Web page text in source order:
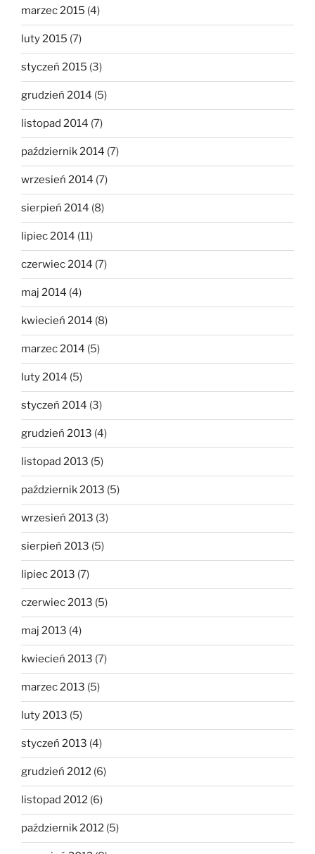
marzec 2015 (4)
luty 2015 (7)
styczeń 2015 (3)
grudzień 2014 (5)
listopad 2014 (7)
październik 2014 (7)
wrzesień 2014 (7)
sierpień 2014 (8)
lipiec 2014 (11)
czerwiec 2014 (7)
maj 2014 (4)
kwiecień 2014 (8)
marzec 2014 (5)
luty 2014 (5)
styczeń 2014 (3)
grudzień 2013 (4)
listopad 2013 (5)
październik 2013 (5)
wrzesień 2013 (3)
sierpień 2013 (5)
lipiec 2013 (7)
czerwiec 2013 (5)
maj 2013 (4)
kwiecień 2013 (7)
marzec 2013 (5)
luty 2013 (5)
styczeń 2013 (4)
grudzień 2012 (6)
listopad 2012 (6)
październik 2012 (5)